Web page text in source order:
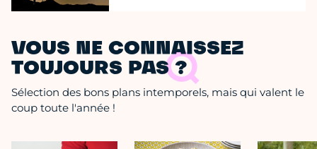
VOUS NE CONNAISSEZ
TOUJOURS PAS ?
Sélection des bons plans intemporels, mais qui valent le
coup toute l'année !